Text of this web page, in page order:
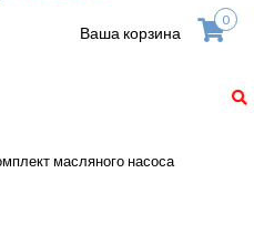
Ваша корзина
0
масляного насоса